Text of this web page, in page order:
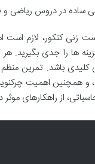
ساده در دروس ریاضی
زنی کنکور، لازم است
هارا جدی بگیرید.
کلیدی باشد. تمرین
، و همچنین اهمیت
از راهکارهای